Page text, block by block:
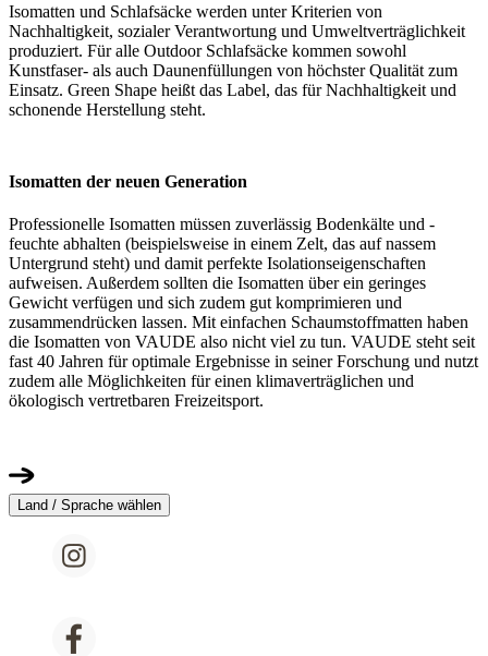
Isomatten und Schlafsäcke werden unter Kriterien von
Nachhaltigkeit, sozialer Verantwortung und Umweltverträglichkeit
produziert. Für alle Outdoor Schlafsäcke kommen sowohl
Kunstfaser- als auch Daunenfüllungen von höchster Qualität zum
Einsatz. Green Shape heißt das Label, das für Nachhaltigkeit und
schonende Herstellung steht.
Isomatten der neuen Generation
Professionelle Isomatten müssen zuverlässig Bodenkälte und -
feuchte abhalten (beispielsweise in einem Zelt, das auf nassem
Untergrund steht) und damit perfekte Isolationseigenschaften
aufweisen. Außerdem sollten die Isomatten über ein geringes
Gewicht verfügen und sich zudem gut komprimieren und
zusammendrücken lassen. Mit einfachen Schaumstoffmatten haben
die Isomatten von VAUDE also nicht viel zu tun. VAUDE steht seit
fast 40 Jahren für optimale Ergebnisse in seiner Forschung und nutzt
zudem alle Möglichkeiten für einen klimaverträglichen und
ökologisch vertretbaren Freizeitsport.
Land / Sprache wählen